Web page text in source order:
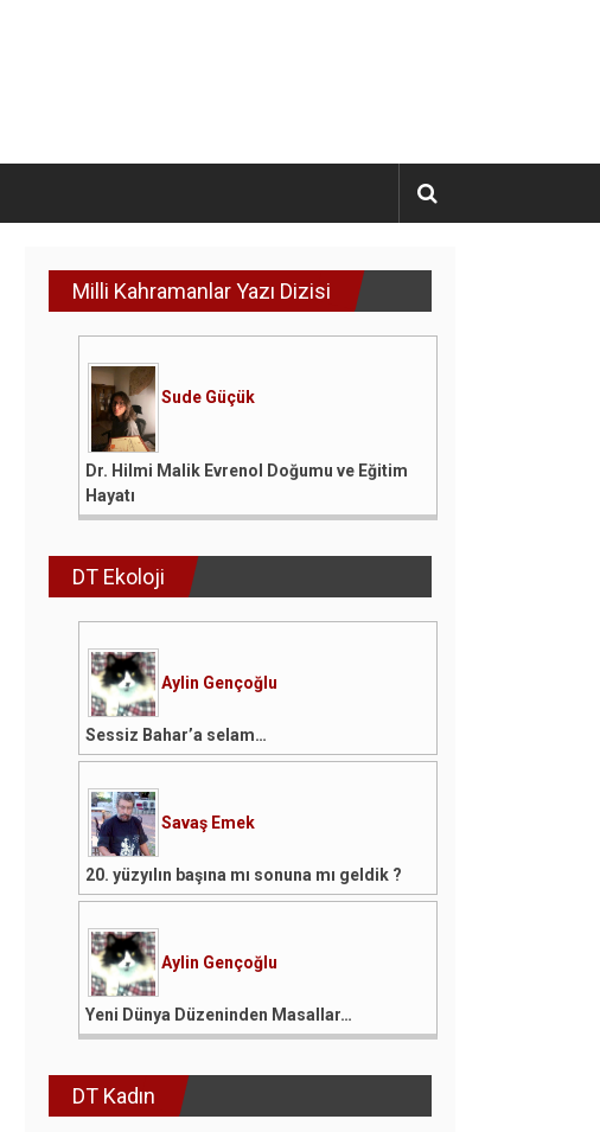
Milli Kahramanlar Yazı Dizisi
Sude Güçük
Dr. Hilmi Malik Evrenol Doğumu ve Eğitim
Hayatı
DT Ekoloji
Aylin Gençoğlu
Sessiz Bahar’a selam…
Savaş Emek
20. yüzyılın başına mı sonuna mı geldik ?
Aylin Gençoğlu
Yeni Dünya Düzeninden Masallar…
DT Kadın